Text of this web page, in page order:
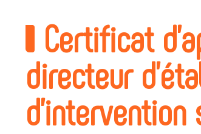
Certificat
directeur
d'intervention